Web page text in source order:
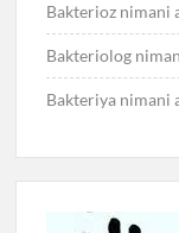
Bakterioz nimani
Bakteriolog
Bakteriya nimani